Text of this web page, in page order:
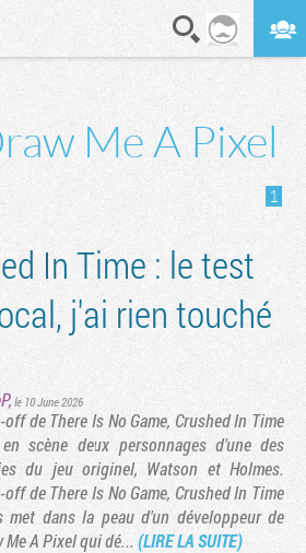
Me A Pixel
1
In Time : le test
j'ai rien touché
, le 10 June 2026
de There Is No Game, Crushed In Time
scène deux personnages d'une des
du jeu originel, Watson et Holmes.
de There Is No Game, Crushed In Time
met dans la peau d'un développeur de
Me A Pixel qui dé...(LIRE LA SUITE)